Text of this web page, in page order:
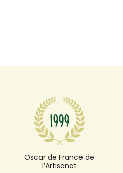
Oscar de France de
l’Artisanat